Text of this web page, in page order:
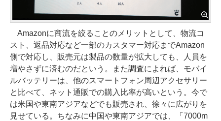
Amazonに商流を絞ることのメリットとして、物流コ
スト、返品対応など一部のカスタマー対応までAmazon
側で対応し、販売元は製品の数量が拡大しても、人員を
増やさずに済むのだという。また調査によれば、モバイ
ルバッテリーは、他のスマートフォン周辺アクセサリー
と比べて、ネット通販での購入比率が高いという。今で
は米国や東南アジアなどでも販売され、徐々に広がりを
見せている。ちなみに中国や東南アジアでは、「7000m